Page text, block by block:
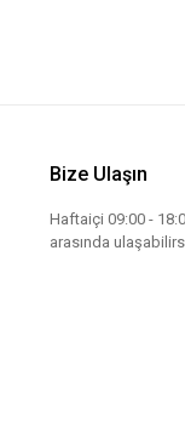
Bize Ulaşın
Haftaiçi 09:00 -
arasında